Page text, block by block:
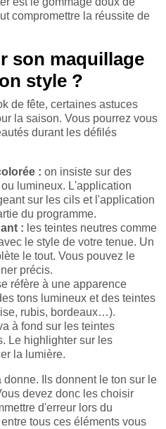
compromettre la réussite de
son maquillage
style ?
de fête, certaines astuces
la saison. Vous pourrez vous
durant les défilés
: on insiste sur des
lumineux. L'application
sur les cils et l'application
du programme.
: les teintes neutres comme
le style de votre tenue. Un
le tout. Vous pouvez le
précis.
réfère à une apparence
tons lumineux et des teintes
rubis, bordeaux…).
à fond sur les teintes
Le highlighter sur les
la lumière.
Ils donnent le ton sur le
devez donc les choisir
d'erreur lors du
tous ces éléments vous